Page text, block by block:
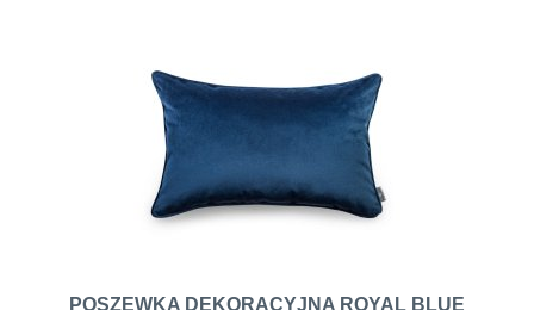
POSZEWKA DEKORACYJNA ROYAL BLUE